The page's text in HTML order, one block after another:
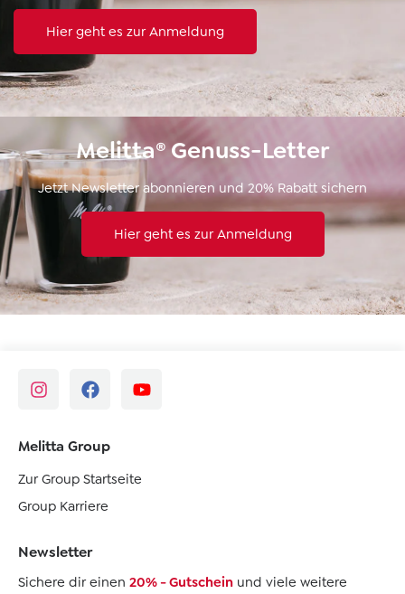
Hier geht es zur Anmeldung
Melitta® Genuss-Letter
Jetzt Newsletter abonnieren und 20% Rabatt sichern
Hier geht es zur Anmeldung
Melitta Group
Zur Group Startseite
Group Karriere
Newsletter
Sichere dir einen 20% - Gutschein und viele weitere